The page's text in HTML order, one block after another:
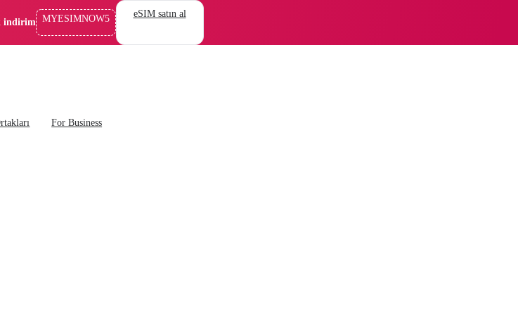
indirim MYESIMNOW5 eSIM satın al
For Business